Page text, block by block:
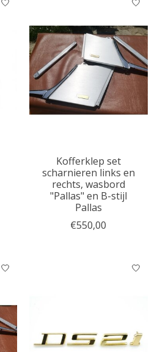
Kofferklep set
scharnieren links en
rechts, wasbord
"Pallas" en B-stijl
Pallas
€550,00